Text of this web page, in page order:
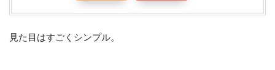
見た目はすごくシンプル。